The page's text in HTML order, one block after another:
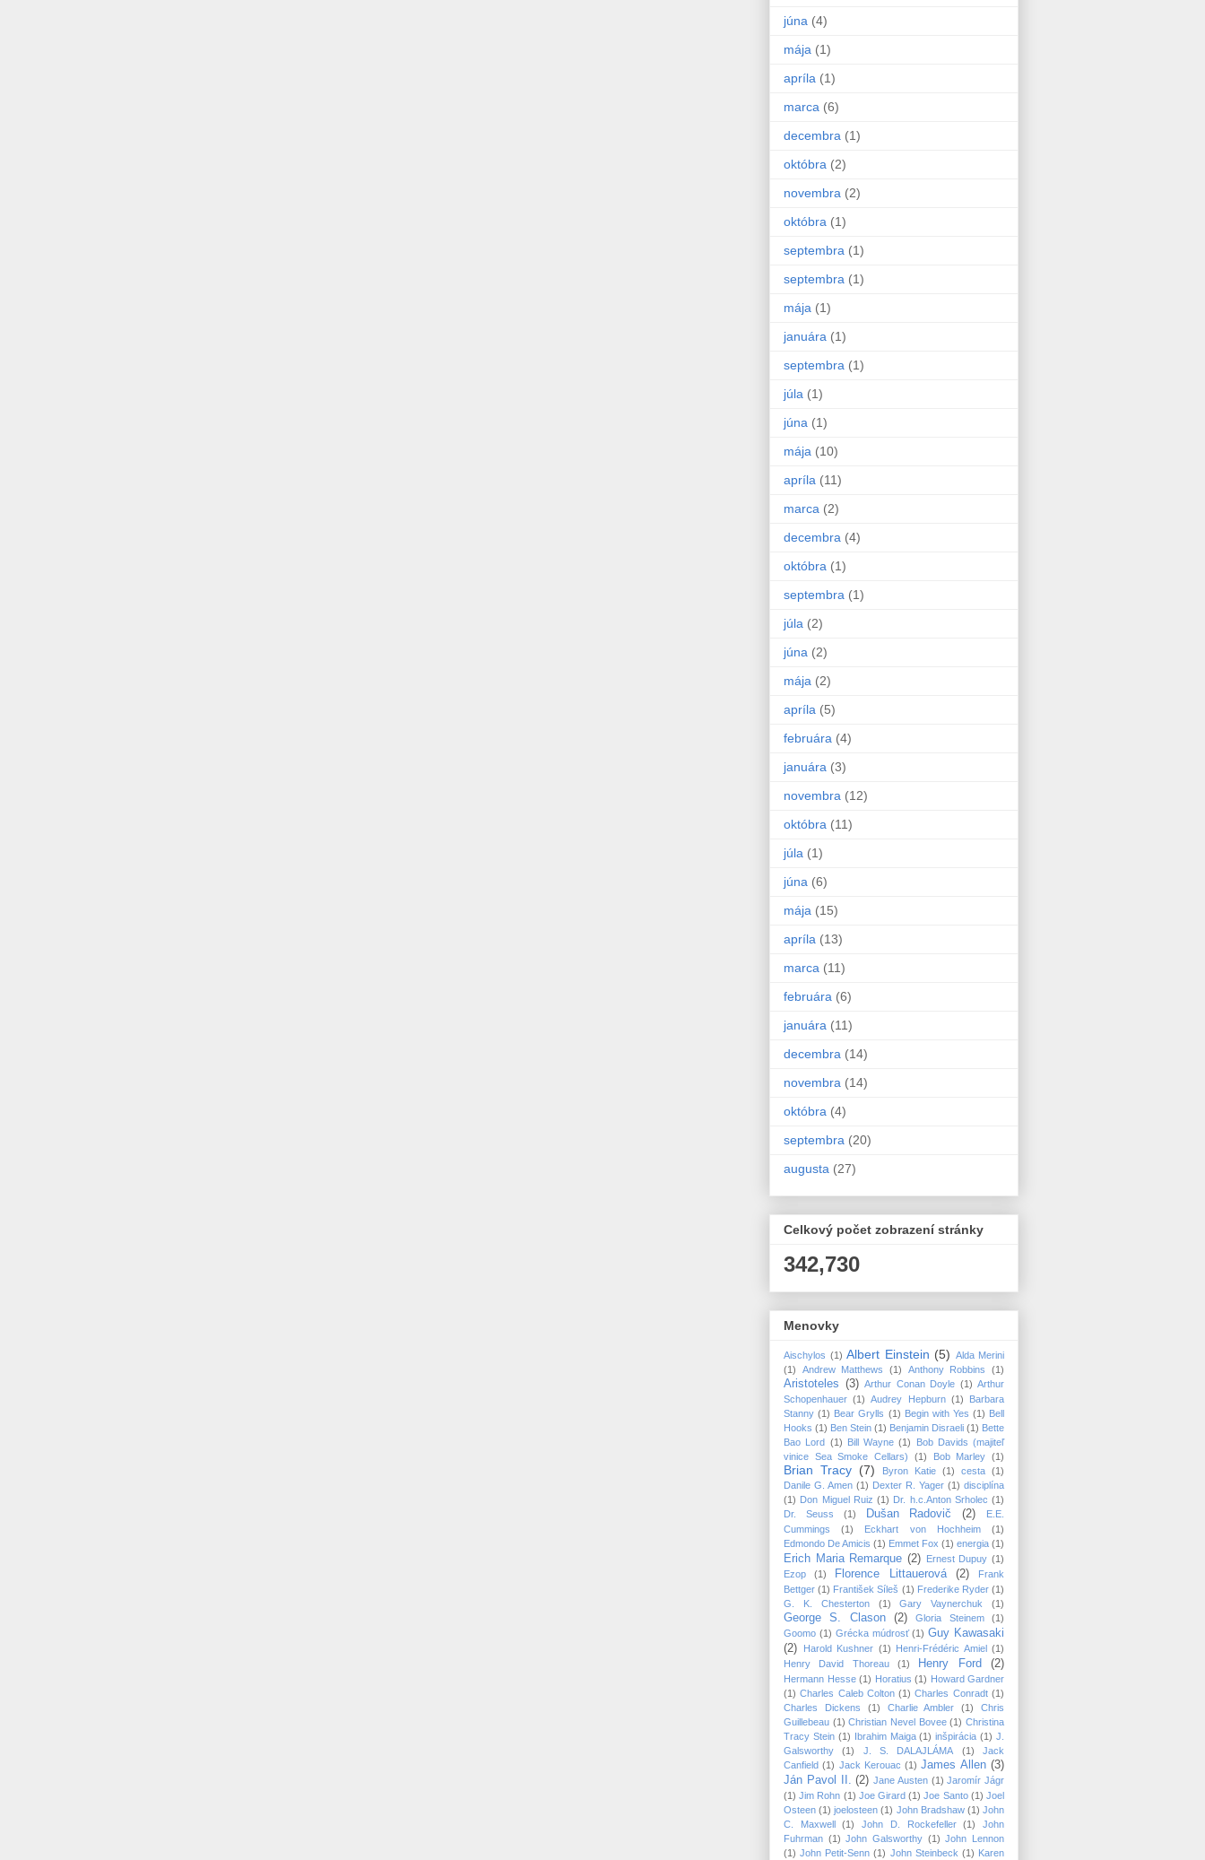
júna (4)
mája (1)
apríla (1)
marca (6)
decembra (1)
októbra (2)
novembra (2)
októbra (1)
septembra (1)
septembra (1)
mája (1)
januára (1)
septembra (1)
júla (1)
júna (1)
mája (10)
apríla (11)
marca (2)
decembra (4)
októbra (1)
septembra (1)
júla (2)
júna (2)
mája (2)
apríla (5)
februára (4)
januára (3)
novembra (12)
októbra (11)
júla (1)
júna (6)
mája (15)
apríla (13)
marca (11)
februára (6)
januára (11)
decembra (14)
novembra (14)
októbra (4)
septembra (20)
augusta (27)
Celkový počet zobrazení stránky
342,730
Menovky
Aischylos (1) Albert Einstein (5) Alda Merini
(1)
Andrew Matthews (1) Anthony Robbins (1)
Aristoteles (3) Arthur Conan Doyle (1) Arthur
Schopenhauer (1) Audrey Hepburn (1)
Barbara
Stanny (1) Bear Grylls (1) Begin with Yes (1) Bell
Hooks (1) Ben Stein (1) Benjamin Disraeli (1) Bette
Bao Lord (1) Bill Wayne (1)
Bob Davids (majiteľ
vinice Sea Smoke Cellars)
(1) Bob Marley (1)
Brian Tracy (7) Byron Katie (1) cesta (1)
Danile G. Amen (1) Dexter R. Yager (1) disciplína
(1) Don Miguel Ruiz (1) Dr. h.c.Anton Srholec (1)
Dr. Seuss
(1) Dušan Radovič (2)
E.E.
Cummings
(1) Eckhart von Hochheim
(1)
Edmondo De Amicis (1) Emmet Fox (1) energia (1)
Erich Maria Remarque (2) Ernest Dupuy (1)
Ezop
(1) Florence Littauerová (2)
Frank
Bettger (1) František Síleš (1) Frederike Ryder (1)
G. K. Chesterton
(1) Gary Vaynerchuk (1)
George S. Clason (2) Gloria Steinem
(1)
Goomo (1) Grécka múdrosť (1) Guy Kawasaki
(2)
Harold Kushner (1) Henri-Frédéric Amiel (1)
Henry David Thoreau
(1) Henry Ford (2)
Hermann Hesse (1) Horatius (1) Howard Gardner
(1) Charles Caleb Colton (1) Charles Conradt (1)
Charles Dickens
(1) Charlie Ambler (1)
Chris
Guillebeau (1) Christian Nevel Bovee (1) Christina
Tracy Stein (1) Ibrahim Maiga (1) inšpirácia (1) J.
Galsworthy
(1) J. S. DALAJLÁMA (1)
Jack
Canfield (1) Jack Kerouac (1) James Allen (3)
Ján Pavol II. (2) Jane Austen (1) Jaromír Jágr
(1) Jim Rohn (1) Joe Girard (1) Joe Santo (1) Joel
Osteen (1) joelosteen (1) John Bradshaw (1) John
C. Maxwell
(1) John D. Rockefeller (1)
John
Fuhrman (1) John Galsworthy (1) John Lennon
(1) John Petit-Senn (1) John Steinbeck (1) Karen